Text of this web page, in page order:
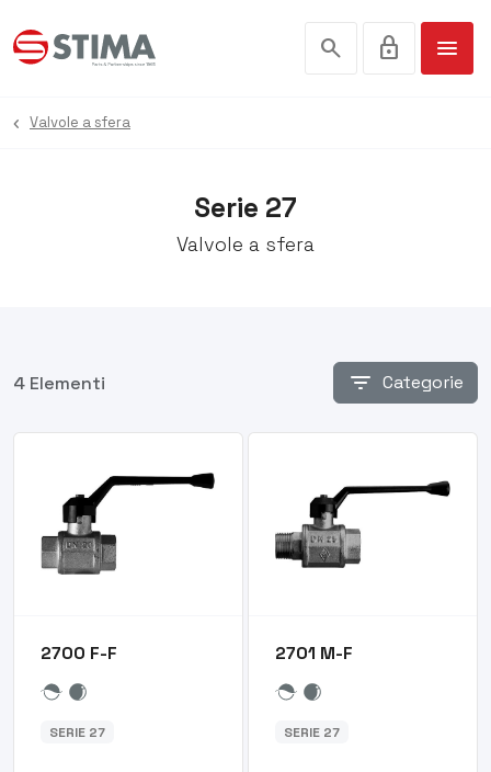
search lock menu
Serie 27
Valvole a sfera
Valvole a sfera
4 Elementi filter_list Categorie
2700 F-F
SERIE 27
2701 M-F
SERIE 27